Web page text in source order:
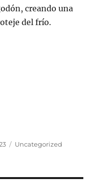
creando una
del frío.
Categorías
Uncategorized